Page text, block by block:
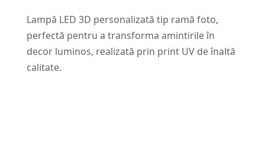
Lampă LED 3D personalizată tip ramă foto,
perfectă pentru a transforma amintirile în
decor luminos, realizată prin print UV de înaltă
calitate.